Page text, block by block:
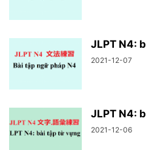
JLPT N4:
2021-12-07
JLPT N4:
2021-12-06